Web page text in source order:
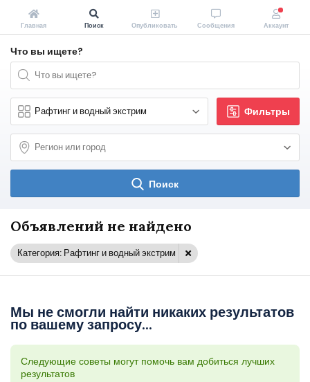
Что вы ищете?
Фильтры
Поиск
Объявлений не найдено
Категория: Рафтинг и водный экстрим
Мы не смогли найти никаких результатов
по вашему запросу...
Следующие советы могут помочь вам добиться лучших
результатов
Главная Поиск Опубликовать Сообщения Аккаунт